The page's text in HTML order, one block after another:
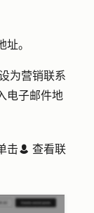
。
为营销联系
电子邮件地
击contactsIcon 查看联